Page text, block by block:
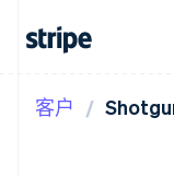
支付
文
客户